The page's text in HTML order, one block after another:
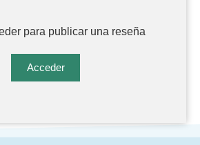
para publicar una reseña
Acceder